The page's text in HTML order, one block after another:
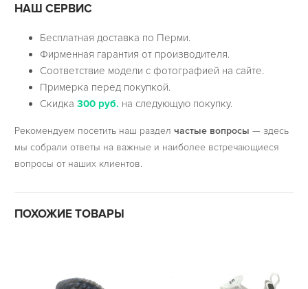
НАШ СЕРВИС
Бесплатная доставка по Перми.
Фирменная гарантия от производителя.
Соответствие модели с фотографией на сайте.
Примерка перед покупкой.
Скидка300 руб. на следующую покупку.
Рекомендуем посетить наш раздел частые вопросы — здесь
мы собрали ответы на важные и наиболее встречающиеся
вопросы от наших клиентов.
ПОХОЖИЕ ТОВАРЫ